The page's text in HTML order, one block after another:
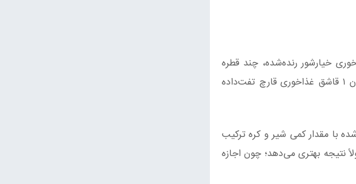
قاشق غذاخوری مایونز با ۱ قاشق چای‌خوری خردل، ۱ قاشق غذاخوری خیارشور رنده‌شده، چند قطره
آبلیمو، کمی فلفل سیاه و کمی پودر سیر مخلوط می‌شود. برای بیشتر شدن طعم قارچ در سس، می‌توان ۱ قاشق غذاخوری قارچ تفت‌داده
با مقدار کمی شیر و کره ترکیب
نتیجه بهتری می‌دهد؛ چون اجازه